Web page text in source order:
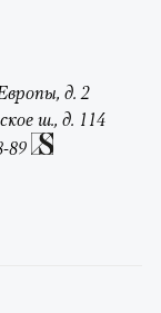
д. 2
ш., д. 114
89